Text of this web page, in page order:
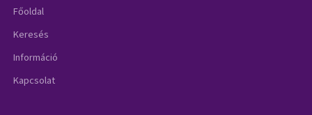
Főoldal
Keresés
Információ
Kapcsolat